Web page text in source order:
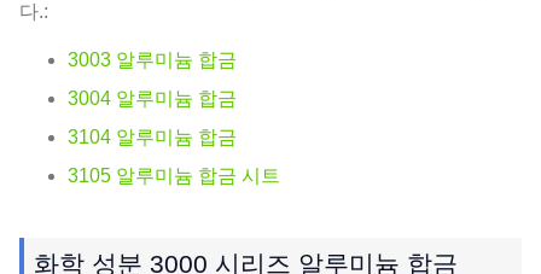
다.:
3003 알루미늄 합금
3004 알루미늄 합금
3104 알루미늄 합금
3105 알루미늄 합금 시트
화학 성분 3000 시리즈 알루미늄 합금